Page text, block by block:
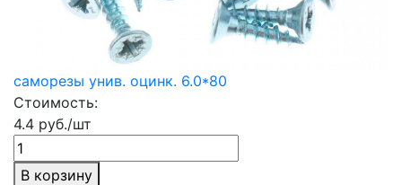
саморезы унив. оцинк. 6.0*80
Стоимость:
4.4 руб./шт
В корзину